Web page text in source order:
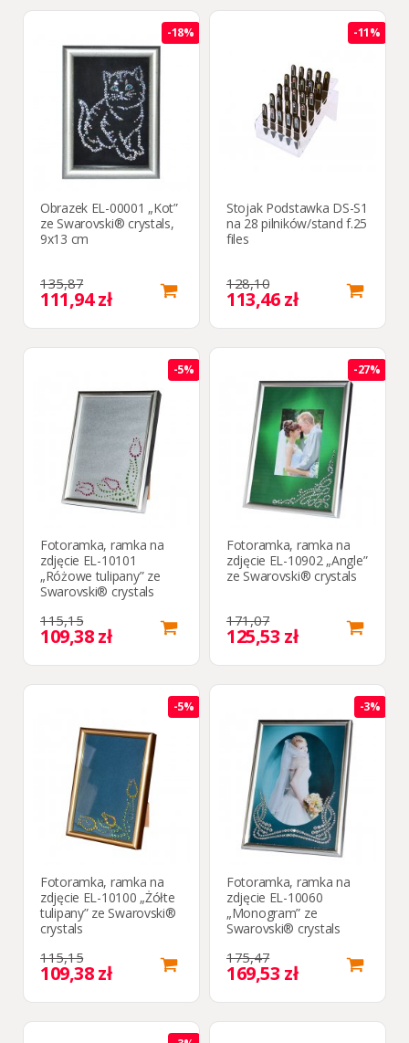
-18%
Obrazek EL-00001 „Kot”
ze Swarovski® crystals,
9x13 cm
135,87
111,94 zł
-11%
Stojak Podstawka DS-S1
na 28 pilników/stand f.25
files
128,10
113,46 zł
-5%
Fotoramka, ramka na
zdjęcie EL-10101
„Różowe tulipany” ze
Swarovski® crystals
115,15
109,38 zł
-27%
Fotoramka, ramka na
zdjęcie EL-10902 „Angle”
ze Swarovski® crystals
171,07
125,53 zł
-5%
Fotoramka, ramka na
zdjęcie EL-10100 „Żółte
tulipany” ze Swarovski®
crystals
115,15
109,38 zł
-3%
Fotoramka, ramka na
zdjęcie EL-10060
„Monogram” ze
Swarovski® crystals
175,47
169,53 zł